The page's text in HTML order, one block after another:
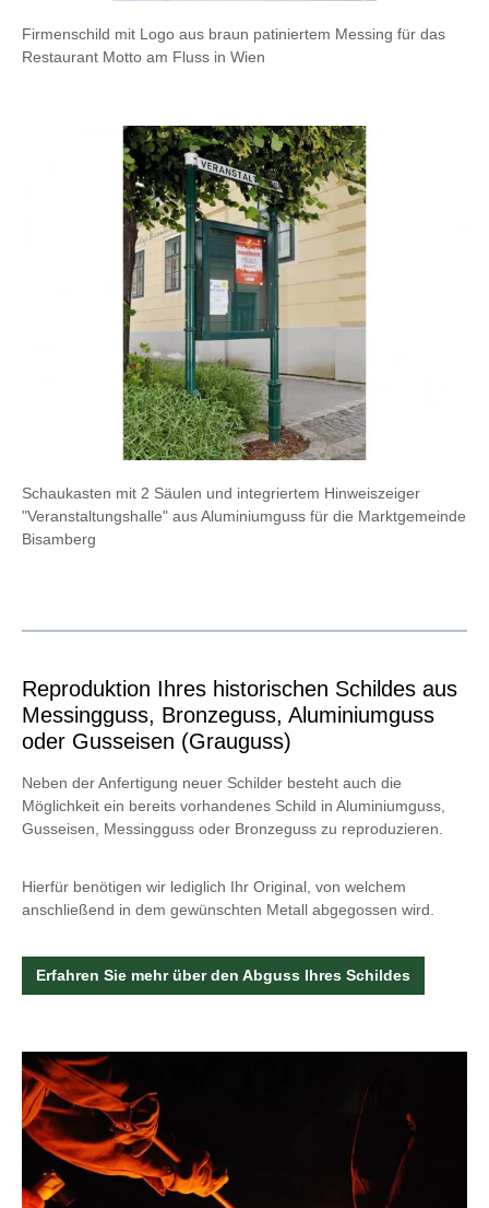
Firmenschild mit Logo aus braun patiniertem Messing für das
Restaurant Motto am Fluss in Wien
Schaukasten mit 2 Säulen und integriertem Hinweiszeiger
"Veranstaltungshalle" aus Aluminiumguss für die Marktgemeinde
Bisamberg
Reproduktion Ihres historischen Schildes aus
Messingguss, Bronzeguss, Aluminiumguss
oder Gusseisen (Grauguss)
Neben der Anfertigung neuer Schilder besteht auch die
Möglichkeit ein bereits vorhandenes Schild in Aluminiumguss,
Gusseisen, Messingguss oder Bronzeguss zu reproduzieren.
Hierfür benötigen wir lediglich Ihr Original, von welchem
anschließend in dem gewünschten Metall abgegossen wird.
Erfahren Sie mehr über den Abguss Ihres Schildes